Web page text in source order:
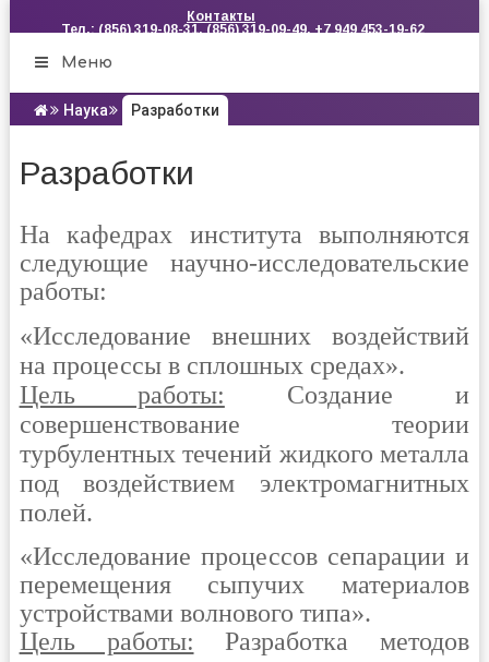
Контакты
Тел.: (856) 319-08-31, (856) 319-09-49, +7 949 453-19-62
Меню
Наука Разработки
Разработки
На кафедрах института выполняются
следующие научно-исследовательские
работы:
«Исследование внешних воздействий
на процессы в сплошных средах».
Цель работы: Создание и
совершенствование теории
турбулентных течений жидкого металла
под воздействием электромагнитных
полей.
«Исследование процессов сепарации и
перемещения сыпучих материалов
устройствами волнового типа».
Цель работы: Разработка методов